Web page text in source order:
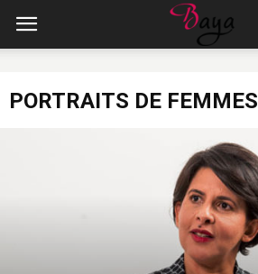
PORTRAITS DE FEMMES